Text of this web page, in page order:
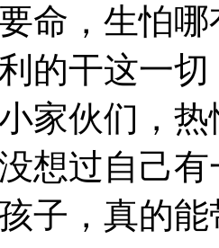
命，生怕
的干这一
家伙们，
想过自己
子，真的